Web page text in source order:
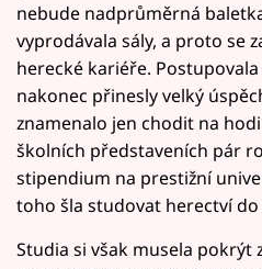
nebude nadprůměrná
vyprodávala sály, a proto se
herecké kariéře.
nakonec přinesly velký
znamenalo jen chodit na
školních představeních pár
stipendium na prestižní
toho šla studovat herectví
Studia si však musela pokrýt